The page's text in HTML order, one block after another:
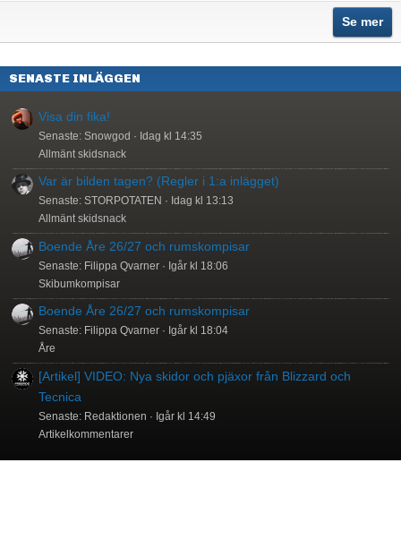
Se mer
SENASTE INLÄGGEN
Visa din fika!
Senaste: Snowgod
Idag kl 14:35
Allmänt skidsnack
Var är bilden tagen? (Regler i 1:a inlägget)
Senaste: STORPOTATEN
Idag kl 13:13
Allmänt skidsnack
Boende Åre 26/27 och rumskompisar
Senaste: Filippa Qvarner
Igår kl 18:06
Skibumkompisar
Boende Åre 26/27 och rumskompisar
Senaste: Filippa Qvarner
Igår kl 18:04
Åre
[Artikel] VIDEO: Nya skidor och pjäxor från Blizzard och
Tecnica
Senaste: Redaktionen
Igår kl 14:49
Artikelkommentarer